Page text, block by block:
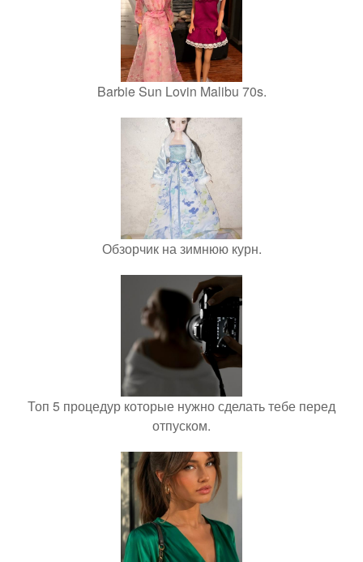
Barbie Sun Lovin Malibu 70s.
Обзорчик на зимнюю курн.
Топ 5 процедур которые нужно сделать тебе перед
отпуском.